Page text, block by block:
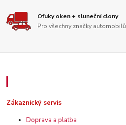
Ofuky oken + sluneční clony
Pro všechny značky automobilů
Zákaznický servis
Doprava a platba